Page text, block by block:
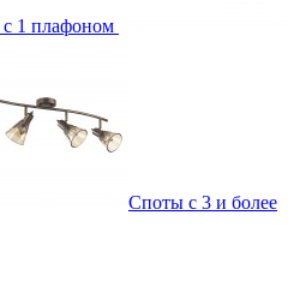
1 плафоном
Споты с 3 и более